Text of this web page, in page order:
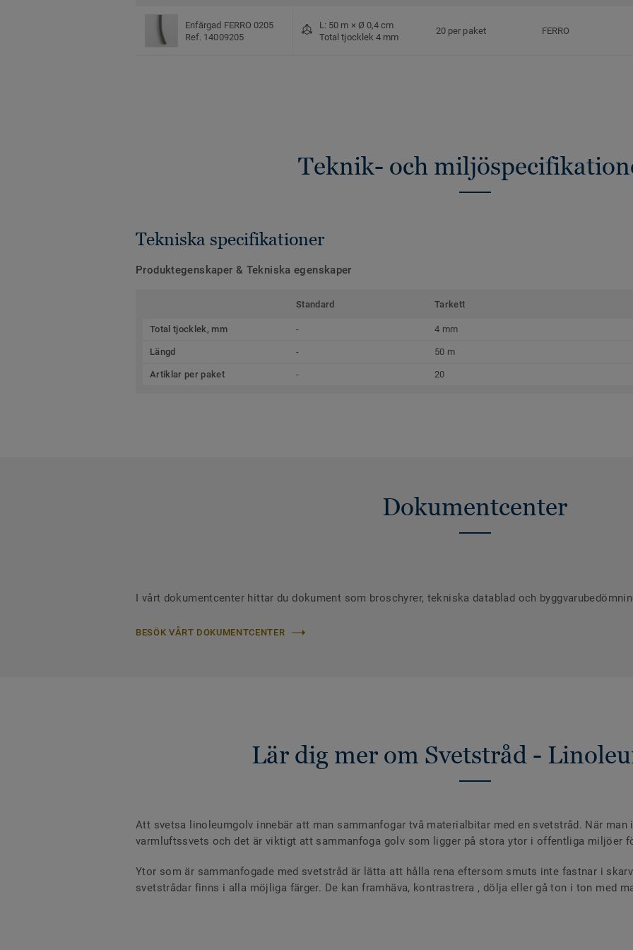
Enfärgad FERRO 0205
Ref. 14009205
L: 50 m × Ø 0,4 cm
Total tjocklek 4 mm
20 per paket FERRO
Teknik- och
Tekniska specifikationer
Produktegenskaper & Tekniska egenskaper
Standard Tarkett
Total tjocklek, mm - 4 mm
Längd - 50 m
Artiklar per paket - 20
Dokumentcenter
I vårt dokumentcenter hittar du dokument som broschyrer, tekniska datablad och
BESÖK VÅRT DOKUMENTCENTER
Lär dig mer om Svetstråd -
Att svetsa linoleumgolv innebär att man sammanfogar två materialbitar med en svetstråd. När
varmluftssvets och det är viktigt att sammanfoga golv som ligger på stora ytor i offentliga miljöer
Ytor som är sammanfogade med svetstråd är lätta att hålla rena eftersom smuts inte fastnar i
svetstrådar finns i alla möjliga färger. De kan framhäva, kontrastrera , dölja eller gå ton i ton med